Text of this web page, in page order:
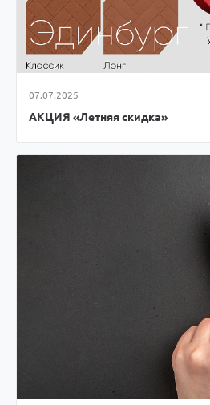
07.07.2025
АКЦИЯ «Летняя скидка»